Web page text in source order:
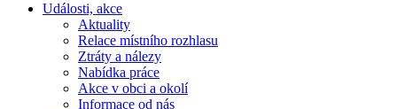
Události, akce
Aktuality
Relace místního rozhlasu
Ztráty a nálezy
Nabídka práce
Akce v obci a okolí
Informace od nás